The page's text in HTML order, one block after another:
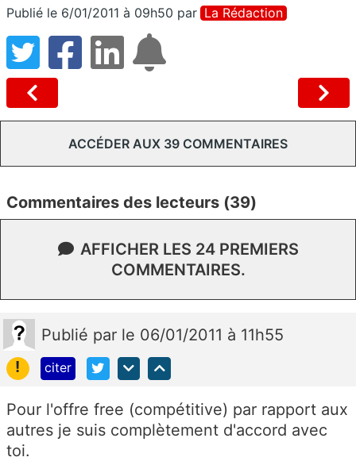
Publié le 6/01/2011 à 09h50 par La Rédaction
ACCÉDER AUX 39 COMMENTAIRES
Commentaires des lecteurs (39)
AFFICHER LES 24 PREMIERS
COMMENTAIRES.
Publié par le 06/01/2011 à 11h55
!
citer
Pour l'offre free (compétitive) par rapport aux
autres je suis complètement d'accord avec
toi.